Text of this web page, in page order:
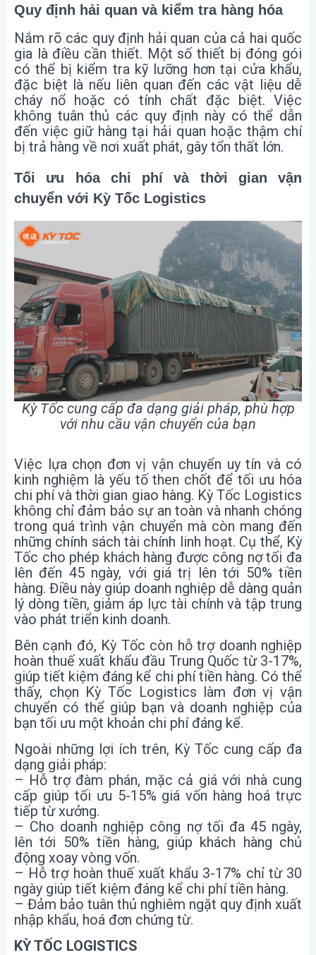
Quy định hải quan và kiểm tra hàng hóa
Nắm rõ các quy định hải quan của cả hai quốc
gia là điều cần thiết. Một số thiết bị đóng gói
có thể bị kiểm tra kỹ lưỡng hơn tại cửa khẩu,
đặc biệt là nếu liên quan đến các vật liệu dễ
cháy nổ hoặc có tính chất đặc biệt. Việc
không tuân thủ các quy định này có thể dẫn
đến việc giữ hàng tại hải quan hoặc thậm chí
bị trả hàng về nơi xuất phát, gây tổn thất lớn.
Tối ưu hóa chi phí và thời gian vận
chuyển với Kỳ Tốc Logistics
Kỳ Tốc cung cấp đa dạng giải pháp, phù hợp
với nhu cầu vận chuyển của bạn
Việc lựa chọn đơn vị vận chuyển uy tín và có
kinh nghiệm là yếu tố then chốt để tối ưu hóa
chi phí và thời gian giao hàng. Kỳ Tốc Logistics
không chỉ đảm bảo sự an toàn và nhanh chóng
trong quá trình vận chuyển mà còn mang đến
những chính sách tài chính linh hoạt. Cụ thể, Kỳ
Tốc cho phép khách hàng được công nợ tối đa
lên đến 45 ngày, với giá trị lên tới 50% tiền
hàng. Điều này giúp doanh nghiệp dễ dàng quản
lý dòng tiền, giảm áp lực tài chính và tập trung
vào phát triển kinh doanh.
Bên cạnh đó, Kỳ Tốc còn hỗ trợ doanh nghiệp
hoàn thuế xuất khẩu đầu Trung Quốc từ 3-17%,
giúp tiết kiệm đáng kể chi phí tiền hàng. Có thể
thấy, chọn Kỳ Tốc Logistics làm đơn vị vận
chuyển có thể giúp bạn và doanh nghiệp của
bạn tối ưu một khoản chi phí đáng kể.
Ngoài những lợi ích trên, Kỳ Tốc cung cấp đa
dạng giải pháp:
– Hỗ trợ đàm phán, mặc cả giá với nhà cung
cấp giúp tối ưu 5-15% giá vốn hàng hoá trực
tiếp từ xưởng.
– Cho doanh nghiệp công nợ tối đa 45 ngày,
lên tới 50% tiền hàng, giúp khách hàng chủ
động xoay vòng vốn.
– Hỗ trợ hoàn thuế xuất khẩu 3-17% chỉ từ 30
ngày giúp tiết kiệm đáng kể chi phí tiền hàng.
– Đảm bảo tuân thủ nghiêm ngặt quy định xuất
nhập khẩu, hoá đơn chứng từ.
KỲ TỐC LOGISTICS